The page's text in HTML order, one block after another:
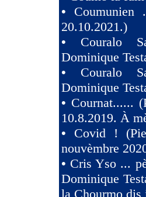
• Coumunien
20.10.2021.)
• Couralo
Dominique
• Couralo
Dominique
• Cournat......
10.8.2019. À
• Covid !
nouvèmbre
• Cris Yso ...
Dominique
la Chourmo dis